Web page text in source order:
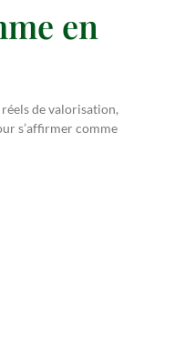
en
de valorisation,
s’affirmer comme